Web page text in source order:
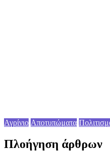
Αγρίνιο Αποτυπώματα
Πλοήγηση άρθρων